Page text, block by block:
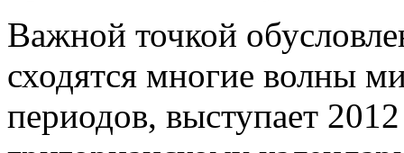
Важной точкой
сходятся многие волны
периодов, выступает